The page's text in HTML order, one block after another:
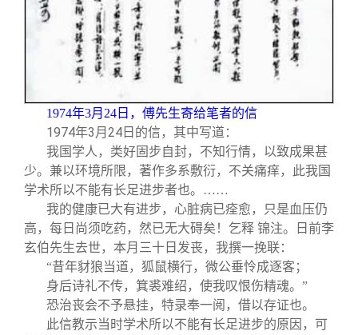
1974年3月24日，傅先生寄给笔者的信
1974年3月24日的信，其中写道：
我国学人，类好固步自封，不知行情，以致成果甚
少。兼以环境所限，著作多系敷衍，不关痛痒，此我国
学术所以不能有长足进步者也。……
我的健康已大有进步，心脏病已痊愈，只是血压仍
高，每日尚须吃药，然已无大碍矣！乞释 锦注。日前李
玄伯先生去世，本月三十日发丧，我撰一挽联：
“昔年豺狼当道，狐鼠横行，微公垂怜成逐客；
身后诗礼不传，箕裘难绍，使我叹恨伤精魂。”
恐治丧会不予悬挂，特录奉一阅，借以存证也。
此信教示当时学术所以不能有长足进步的原因，可